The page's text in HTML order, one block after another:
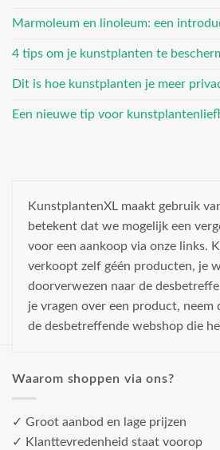
Marmoleum en linoleum: een
4 tips om je kunstplanten te
Dit is hoe kunstplanten je meer
Een nieuwe tip voor
KunstplantenXL maakt gebruik
betekent dat we mogelijk een
voor een aankoop via onze links.
verkoopt zelf géén producten, je
doorverwezen naar de
je vragen over een product,
de desbetreffende webshop die
Waarom shoppen via ons?
✓ Groot aanbod en lage prijzen
✓ Klanttevredenheid staat voorop